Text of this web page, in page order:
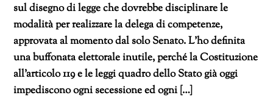
sul disegno di legge che dovrebbe disciplinare le
modalità per realizzare la delega di competenze,
approvata al momento dal solo Senato. L’ho definita
una buffonata elettorale inutile, perché la Costituzione
all’articolo 119 e le leggi quadro dello Stato già oggi
impediscono ogni secessione ed ogni […]